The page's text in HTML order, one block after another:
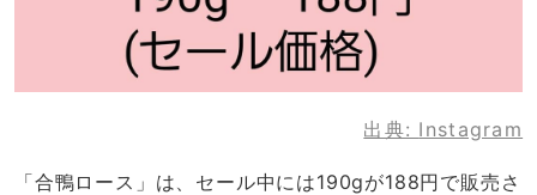
出典: Instagram
「合鴨ロース」は、セール中には190gが188円で販売さ